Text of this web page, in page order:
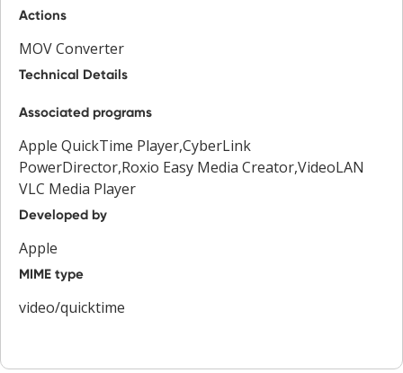
Actions
MOV Converter
Technical Details
Associated programs
Apple QuickTime Player,CyberLink
PowerDirector,Roxio Easy Media Creator,VideoLAN
VLC Media Player
Developed by
Apple
MIME type
video/quicktime